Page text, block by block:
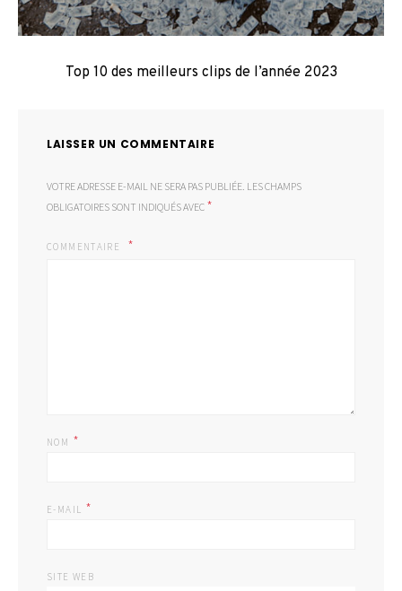
Top 10 des meilleurs clips de l’année 2023
LAISSER UN COMMENTAIRE
VOTRE ADRESSE E-MAIL NE SERA PAS PUBLIÉE. LES CHAMPS
OBLIGATOIRES SONT INDIQUÉS AVEC *
COMMENTAIRE
NOM *
E-MAIL *
SITE WEB